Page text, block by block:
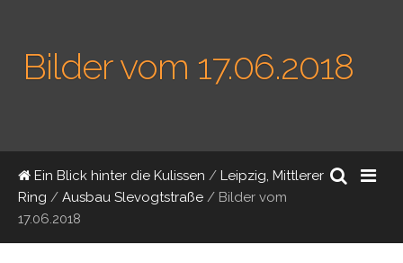
Bilder vom 17.06.2018
Ein Blick hinter die Kulissen / Leipzig, Mittlerer
Ring / Ausbau Slevogtstraße / Bilder vom
17.06.2018